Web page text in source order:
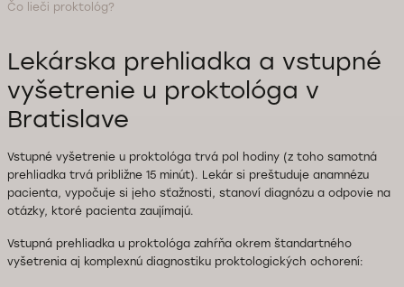
Čo lieči proktológ?
Lekárska prehliadka a vstupné
vyšetrenie u proktológa v
Bratislave
Vstupné vyšetrenie u proktológa trvá pol hodiny (z toho samotná
prehliadka trvá približne 15 minút). Lekár si preštuduje anamnézu
pacienta, vypočuje si jeho sťažnosti, stanoví diagnózu a odpovie na
otázky, ktoré pacienta zaujímajú.
Vstupná prehliadka u proktológa zahŕňa okrem štandartného
vyšetrenia aj komplexnú diagnostiku proktologických ochorení: